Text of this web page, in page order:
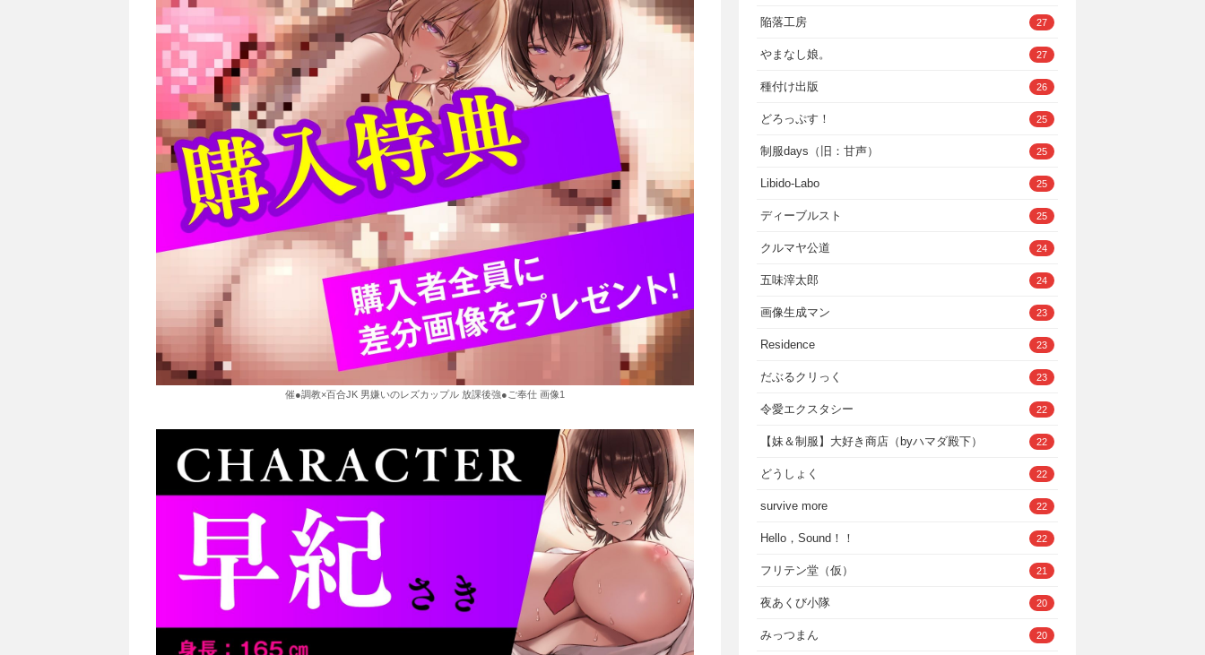
催●調教×百合JK 男嫌いのレズカップル 放課後強●ご奉仕 画像1
陥落工房 27
やまなし娘。 27
種付け出版 26
どろっぷす！ 25
制服days（旧：甘声） 25
Libido-Labo 25
ディーブルスト 25
クルマヤ公道 24
五味滓太郎 24
画像生成マン 23
Residence 23
だぶるクリっく 23
令愛エクスタシー 22
【妹＆制服】大好き商店（byハマダ殿下） 22
どうしょく 22
survive more 22
Hello，Sound！！ 22
フリテン堂（仮） 21
夜あくび小隊 20
みっつまん 20